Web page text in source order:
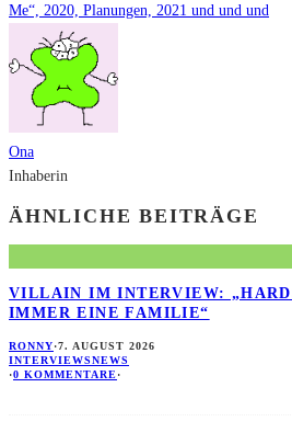
Me“, 2020, Planungen, 2021 und und und
Ona
Inhaberin
ÄHNLICHE BEITRÄGE
VILLAIN IM INTERVIEW:
IMMER EINE FAMILIE“
RONNY·7. AUGUST 2026
INTERVIEWSNEWS
·0 KOMMENTARE·